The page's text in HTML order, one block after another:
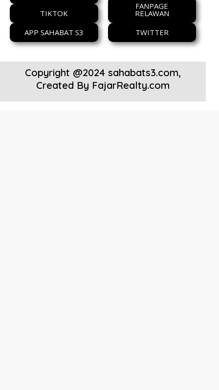
TIKTOK
APP SAHABAT S3
FANPAGE
RELAWAN
TWITTER
Copyright @2024 sahabats3.com,
Created By FajarRealty.com